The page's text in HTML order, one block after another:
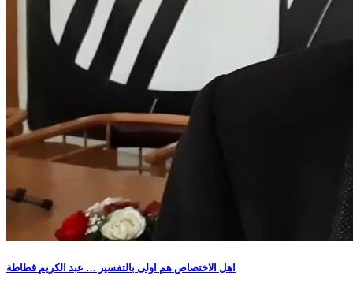
اهل الاختصاص هم اولى بالتفسير … عبد الكريم قطاطة